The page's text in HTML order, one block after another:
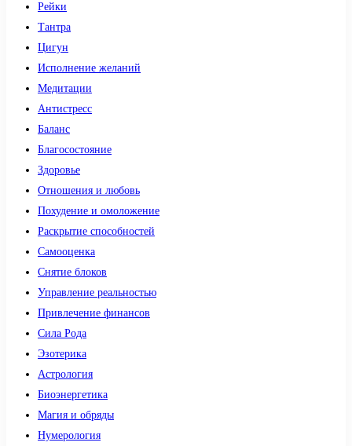
Рейки
Тантра
Цигун
Исполнение желаний
Медитации
Антистресс
Баланс
Благосостояние
Здоровье
Отношения и любовь
Похудение и омоложение
Раскрытие способностей
Самооценка
Снятие блоков
Управление реальностью
Привлечение финансов
Сила Рода
Эзотерика
Астрология
Биоэнергетика
Магия и обряды
Нумерология